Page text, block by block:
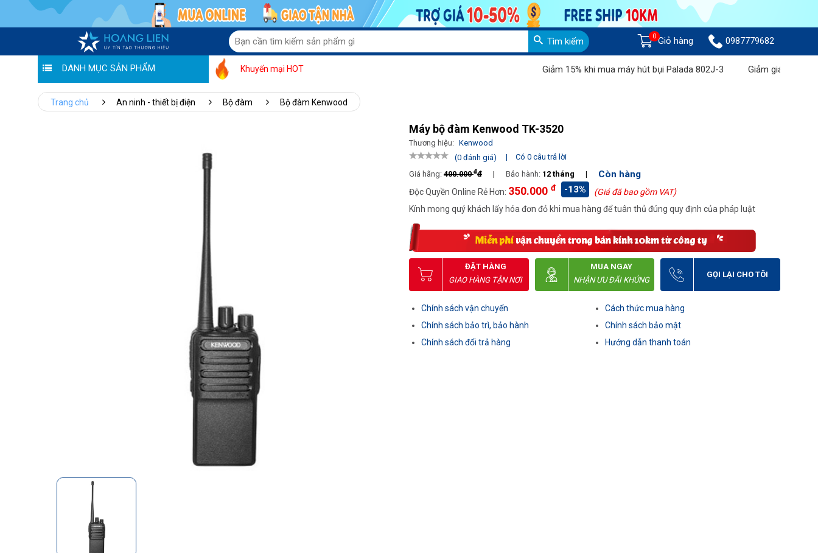
Tìm kiếm 0 Giỏ hàng 0987779682
DANH MỤC SẢN PHẨM Khuyến mại HOT Giảm 15% khi mua máy hút bụi Palada 802J-3 Giảm giá lên đến 1
Trang chủ An ninh - thiết bị điện Bộ đàm Bộ đàm Kenwood
Máy bộ đàm Kenwood TK-3520
Thương hiệu: Kenwood
(0 đánh giá)
|
Có 0 câu trả lời
Giá hãng: 400.000đđ | Bảo hành: 12 tháng | Còn hàng
Độc Quyền Online Rẻ Hơn: 350.000 đ -13%
(Giá đã bao gồm VAT)
Kính mong quý khách lấy hóa đơn đỏ khi mua hàng để tuân thủ đúng quy định của pháp luật
ĐẶT HÀNG
GIAO HÀNG TẬN NƠI
MUA NGAY
NHẬN ƯU ĐÃI KHỦNG
GỌI LẠI CHO TÔI
Chính sách vận chuyển
Chính sách bảo trì, bảo hành
Chính sách đổi trả hàng
Cách thức mua hàng
Chính sách bảo mật
Hướng dẫn thanh toán